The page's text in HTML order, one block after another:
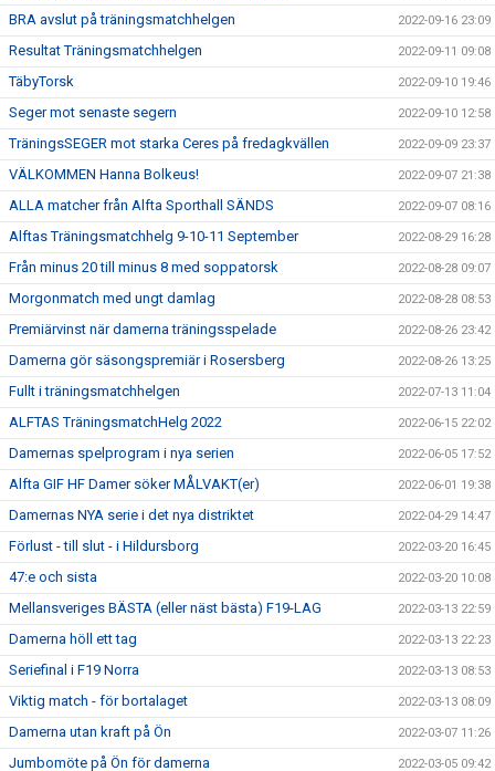
BRA avslut på träningsmatchhelgen 2022-09-16 23:09
Resultat Träningsmatchhelgen 2022-09-11 09:08
TäbyTorsk 2022-09-10 19:46
Seger mot senaste segern 2022-09-10 12:58
TräningsSEGER mot starka Ceres på fredagkvällen 2022-09-09 23:37
VÄLKOMMEN Hanna Bolkeus! 2022-09-07 21:38
ALLA matcher från Alfta Sporthall SÄNDS 2022-09-07 08:16
Alftas Träningsmatchhelg 9-10-11 September 2022-08-29 16:28
Från minus 20 till minus 8 med soppatorsk 2022-08-28 09:07
Morgonmatch med ungt damlag 2022-08-28 08:53
Premiärvinst när damerna träningsspelade 2022-08-26 23:42
Damerna gör säsongspremiär i Rosersberg 2022-08-26 13:25
Fullt i träningsmatchhelgen 2022-07-13 11:04
ALFTAS TräningsmatchHelg 2022 2022-06-15 22:02
Damernas spelprogram i nya serien 2022-06-05 17:52
Alfta GIF HF Damer söker MÅLVAKT(er) 2022-06-01 19:38
Damernas NYA serie i det nya distriktet 2022-04-29 14:47
Förlust - till slut - i Hildursborg 2022-03-20 16:45
47:e och sista 2022-03-20 10:08
Mellansveriges BÄSTA (eller näst bästa) F19-LAG 2022-03-13 22:59
Damerna höll ett tag 2022-03-13 22:23
Seriefinal i F19 Norra 2022-03-13 08:53
Viktig match - för bortalaget 2022-03-13 08:09
Damerna utan kraft på Ön 2022-03-07 11:26
Jumbomöte på Ön för damerna 2022-03-05 09:42